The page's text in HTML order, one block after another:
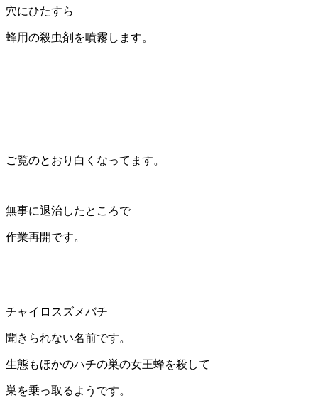
穴にひたすら
蜂用の殺虫剤を噴霧します。
ご覧のとおり白くなってます。
無事に退治したところで
作業再開です。
チャイロスズメバチ
聞きられない名前です。
生態もほかのハチの巣の女王蜂を殺して
巣を乗っ取るようです。